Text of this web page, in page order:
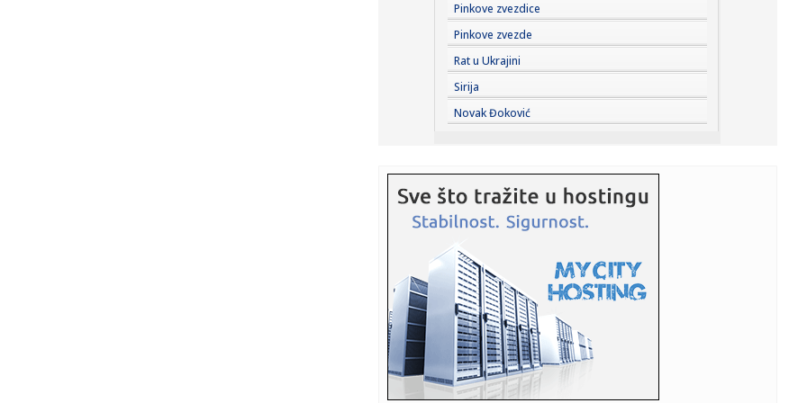
08:25:U većem delu Srbije bez restrikcija vode
08:24:Радосне вести из Бетаније, Нови Сад ...
08:20:Размена уџбеника у суботу, 8. ...
08:18: Partizan na skeneru B92.sport: Sekov u poželjnom paketu
– Kost...
08:18:
FOT...
08:16:HETAFE SPREMA BOMBU PRED PARTIZAN: U Madrid stiže
vezista plaće...
08:14:Изложба Наде Кажић „Врт за моју ...
08:13:U Deliblatskoj peščari jutros bolja situacija, na Žaračkoj
Pinkove zvezdice
Pinkove zvezde
Rat u Ukrajini
Sirija
Novak Đoković